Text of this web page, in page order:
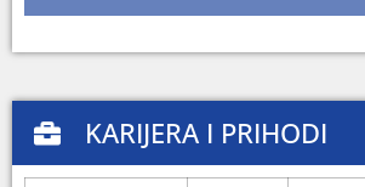
KARIJERA I PRIHODI